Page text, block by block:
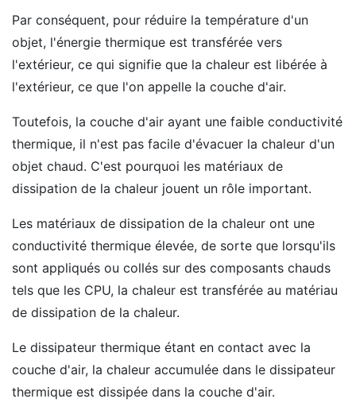
Par conséquent, pour réduire la température d'un
objet, l'énergie thermique est transférée vers
l'extérieur, ce qui signifie que la chaleur est libérée à
l'extérieur, ce que l'on appelle la couche d'air.
Toutefois, la couche d'air ayant une faible conductivité
thermique, il n'est pas facile d'évacuer la chaleur d'un
objet chaud. C'est pourquoi les matériaux de
dissipation de la chaleur jouent un rôle important.
Les matériaux de dissipation de la chaleur ont une
conductivité thermique élevée, de sorte que lorsqu'ils
sont appliqués ou collés sur des composants chauds
tels que les CPU, la chaleur est transférée au matériau
de dissipation de la chaleur.
Le dissipateur thermique étant en contact avec la
couche d'air, la chaleur accumulée dans le dissipateur
thermique est dissipée dans la couche d'air.